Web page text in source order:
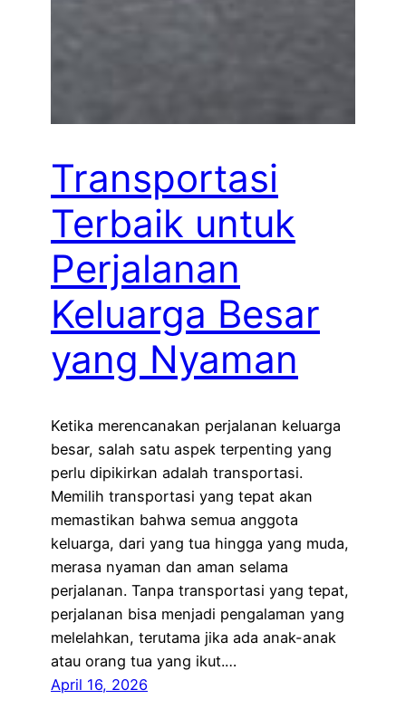
Transportasi
Terbaik untuk
Perjalanan
Keluarga Besar
yang Nyaman
Ketika merencanakan perjalanan keluarga
besar, salah satu aspek terpenting yang
perlu dipikirkan adalah transportasi.
Memilih transportasi yang tepat akan
memastikan bahwa semua anggota
keluarga, dari yang tua hingga yang muda,
merasa nyaman dan aman selama
perjalanan. Tanpa transportasi yang tepat,
perjalanan bisa menjadi pengalaman yang
melelahkan, terutama jika ada anak-anak
atau orang tua yang ikut.…
April 16, 2026